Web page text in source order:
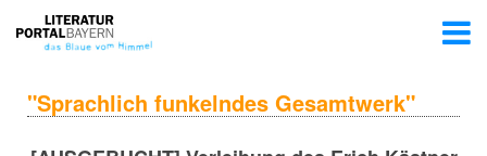
"Sprachlich funkelndes Gesamtwerk"